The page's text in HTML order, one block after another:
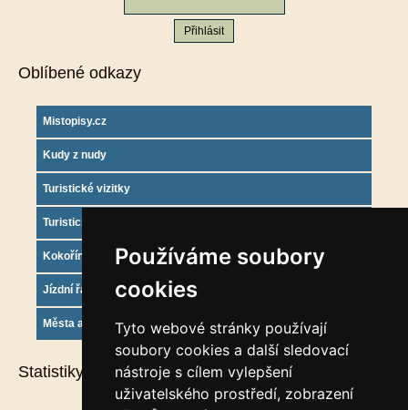
Používáme soubory
cookies
Tyto webové stránky používají
soubory cookies a další sledovací
nástroje s cílem vylepšení
uživatelského prostředí, zobrazení
Oblíbené odkazy
Mistopisy.cz
Kudy z nudy
Turistické vizitky
Turistický deník
Kokořínsko info
Jízdní řády
Města a obce
Statistiky